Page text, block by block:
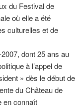
du Festival de
où elle a été
culturelles et de
dont 25 ans au
à l’appel de
» dès le début de
du Château de
en connaît